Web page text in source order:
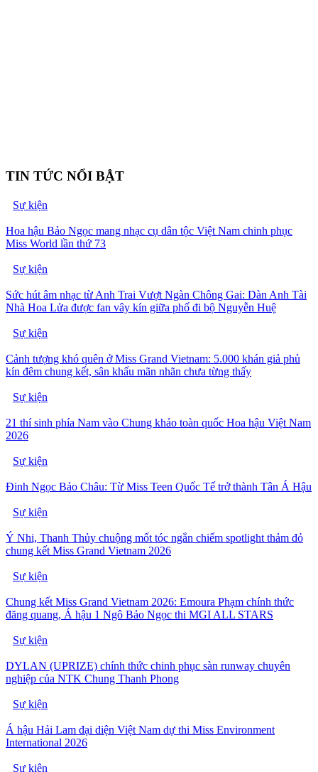
TIN TỨC NỔI BẬT
Sự kiện
Hoa hậu Bảo Ngọc mang nhạc cụ dân tộc Việt Nam chinh phục
Miss World lần thứ 73
Sự kiện
Sức hút âm nhạc từ Anh Trai Vượt Ngàn Chông Gai: Dàn Anh Tài
Nhà Hoa Lửa được fan vây kín giữa phố đi bộ Nguyễn Huệ
Sự kiện
Cảnh tượng khó quên ở Miss Grand Vietnam: 5.000 khán giả phủ
kín đêm chung kết, sân khấu mãn nhãn chưa từng thấy
Sự kiện
21 thí sinh phía Nam vào Chung khảo toàn quốc Hoa hậu Việt Nam
2026
Sự kiện
Đinh Ngọc Bảo Châu: Từ Miss Teen Quốc Tế trở thành Tân Á Hậu
Sự kiện
Ý Nhi, Thanh Thủy chuộng mốt tóc ngắn chiếm spotlight thảm đỏ
chung kết Miss Grand Vietnam 2026
Sự kiện
Chung kết Miss Grand Vietnam 2026: Emoura Phạm chính thức
đăng quang, Á hậu 1 Ngô Bảo Ngọc thi MGI ALL STARS
Sự kiện
DYLAN (UPRIZE) chính thức chinh phục sàn runway chuyên
nghiệp của NTK Chung Thanh Phong
Sự kiện
Á hậu Hải Lam đại diện Việt Nam dự thi Miss Environment
International 2026
Sự kiện